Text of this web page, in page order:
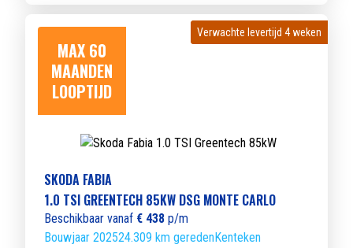
MAX 60
MAANDEN
LOOPTIJD
Verwachte levertijd 4 weken
Verwachte levertijd 4 weken
SKODA FABIA
1.0 TSI GREENTECH 85KW DSG MONTE CARLO
Beschikbaar vanaf € 438 p/m
Bouwjaar 202524.309 km geredenKenteken